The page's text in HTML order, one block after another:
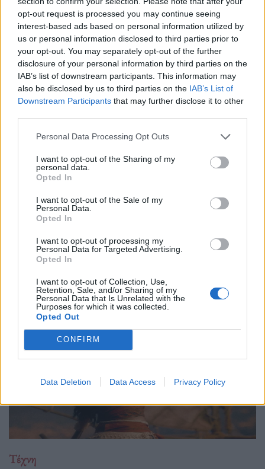
opt-out request is processed you may continue seeing
interest-based ads based on personal information utilized by
us or personal information disclosed to third parties prior to
your opt-out. You may separately opt-out of the further
disclosure of your personal information by third parties on the
IAB’s list of downstream participants. This information may
also be disclosed by us to third parties on the IAB’s List of
Downstream Participants that may further disclose it to other
Personal Data Processing Opt Outs
I want to opt-out of the Sharing of my
personal data.
Opted In
I want to opt-out of the Sale of my
Personal Data.
Opted In
I want to opt-out of processing my
Personal Data for Targeted Advertising.
Opted In
I want to opt-out of Collection, Use,
Retention, Sale, and/or Sharing of my
Personal Data that Is Unrelated with the
Purposes for which it was collected.
Opted Out
CONFIRM
Data Deletion Data Access Privacy Policy
Philip Glass: Παγκόσμια γιορτή για τα 90ά
γενέθλιά του με πρεμιέρα της “Συμφωνίας
Νο. 15: Lincoln”
29.05.26
Ο Philip Glass θα γιορτάσει τα 90ά του γενέθλια στις 31
Ιανουαρίου 2027 με μια πολυετή, διεθνή σειρά εκδηλώσεων
που κορυφώνεται με την παγκόσμια πρεμιέρα της "Συμφωνίας
Νο. 15: Lincoln" και επετειακά
Τέχνη